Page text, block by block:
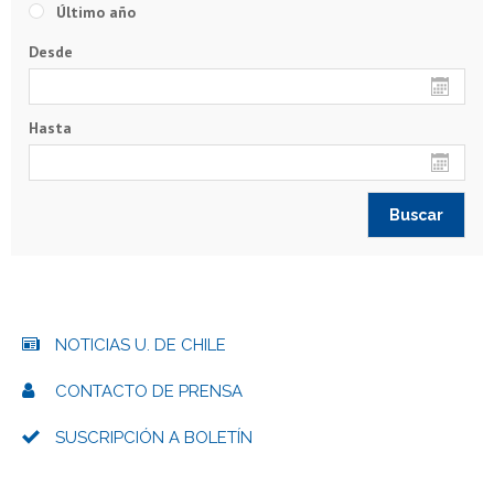
Último año
Desde
Hasta
NOTICIAS U. DE CHILE
CONTACTO DE PRENSA
SUSCRIPCIÓN A BOLETÍN